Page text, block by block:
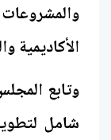
الأكاديمية
وتابع
شامل